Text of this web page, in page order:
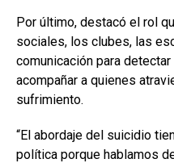
Por último, destacó el rol
sociales, los clubes, las
comunicación para
acompañar a quienes
sufrimiento.
“El abordaje del suicidio
política porque hablamos